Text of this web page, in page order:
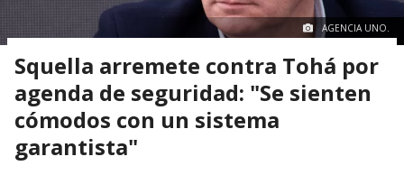
AGENCIA UNO.
Squella arremete contra Tohá por
agenda de seguridad: "Se sienten
cómodos con un sistema
garantista"